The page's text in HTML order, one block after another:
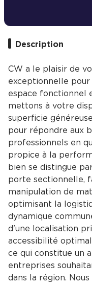
Description
CW a le plaisir de
exceptionnelle
espace fonctionnel
mettons à votre
superficie
pour répondre aux
professionnels en
propice à la
bien se distingue
porte sectionnelle,
manipulation de
optimisant la
dynamique
d'une localisation
accessibilité
ce qui constitue un
entreprises
dans la région.